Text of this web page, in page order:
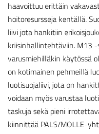
haavoittuu erittäin
hoitoresursseja kentällä.
liivi jota hankitiin
kriisinhallintehtäviin. M13
varusmiehilläkin käytössä
on kotimainen pehmeillä
luotisuojaliivi, jota on
voidaan myös varustaa
taskuja sekä pieni
kiinnittää PALS/MOLLE-